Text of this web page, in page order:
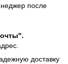
после
доставку